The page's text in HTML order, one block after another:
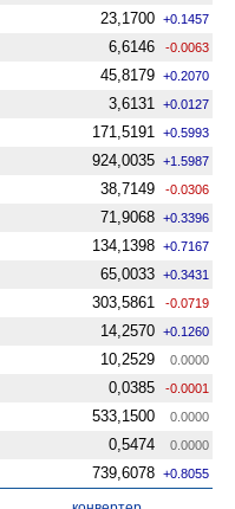
23,1700 +0.1457
6,6146 -0.0063
45,8179 +0.2070
3,6131 +0.0127
171,5191 +0.5993
924,0035 +1.5987
38,7149 -0.0306
71,9068 +0.3396
134,1398 +0.7167
65,0033 +0.3431
303,5861 -0.0719
14,2570 +0.1260
10,2529 0.0000
0,0385 -0.0001
533,1500 0.0000
0,5474 0.0000
739,6078 +0.8055